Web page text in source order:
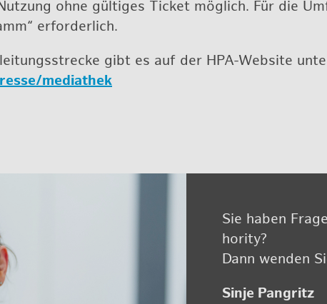
ohne gül­ti­ges Ti­cket mög­lich. Für die
er­for­der­lich.
gibt es auf der HPA-Web­site
​mediathek
Sie haben
ho­ri­ty?
Dann wen­den
Sinje Pan­gritz